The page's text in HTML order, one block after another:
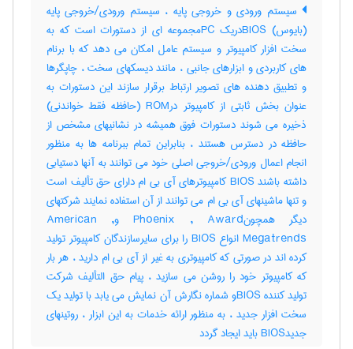
سیستم ورودی و خروجی پایه ، سیستم ورودی/خروجی پایه
(بایوس) BIOSدریک PCمجموعه ای از دستورات است که به
سخت افزار کامپیوتر و سیستم عامل امکان می دهد که با برنام
های کاربردی و ابزارهای جانبی ، مانند دیسکهای سخت ، چاپگرها
و تطبیق دهنده های تصویر ارتباط برقرار سازند این دستورات به
عنوان بخش ثابتی از کامپیوتر درROM (حافظه فقط خواندنی)
ذخیره می شوند دستورات فوق همیشه در نشانیهای مشخص از
حافظه در دسترس هستند ، بنابراین تمام ببرنامه ها به منظور
انجام اعمال ورودی/خروجی اصلی خود می توانند به آنها دستیابی
داشته باشند BIOS کامپیوترهای آی بی ام دارای حق تألیف است
و تنها ماشینهای آی بی ام می توانند از آن استفاده نمایند شرکتهای
دیگر همچونPhoenix , Award وAmerican ,
Megatrends انواع BIOS را برای سایرسازندگان کامپیوتر تولید
کرده اند در صورتی که کامپیوتری به غیر از آی بی ام دارید ، هر بار
که کامپیوتر خود را روشن می سازید ، پیام حق التألیف شرکت
تولید کننده BIOSو شماره نگارش آن نمایش می یابد با تولید یک
سخت افزار جدید ، به منظور ارائه خدمات به این ابزار ، روتینهای
جدیدBIOS باید ایجاد گردد